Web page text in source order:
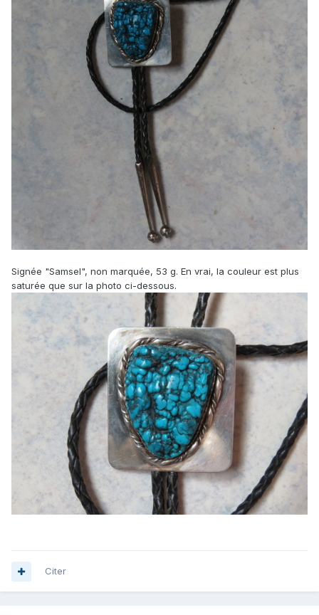
Signée "Samsel", non marquée, 53 g. En vrai, la couleur est plus
saturée que sur la photo ci-dessous.
Citer